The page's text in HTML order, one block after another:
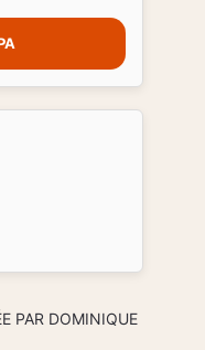
PAR DOMINIQUE